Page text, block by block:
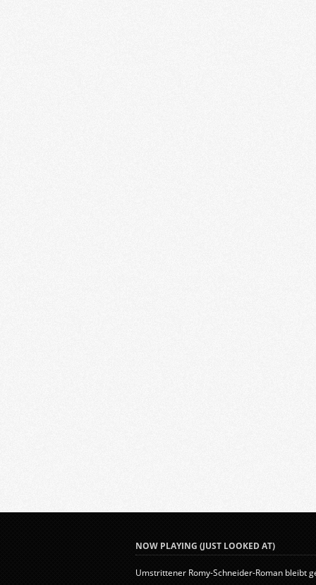
NOW PLAYING (JUST LOOKED AT)
Umstrittener Romy-Schneider-Roman bleibt